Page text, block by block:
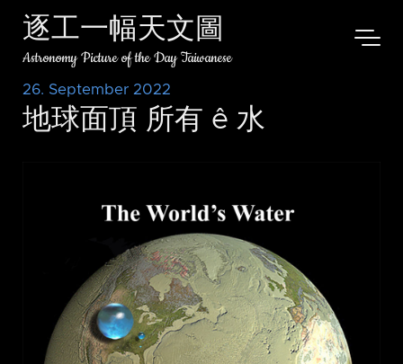
逐工一幅天文圖
Astronomy Picture of the Day Taiwanese
26. September 2022
地球面頂 所有 ê 水